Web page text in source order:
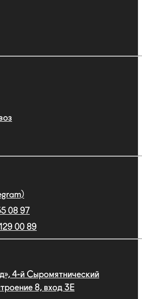
08 97
00 89
4-й Сыромятнический
8, вход 3E